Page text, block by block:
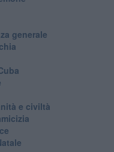
generale
e civiltà